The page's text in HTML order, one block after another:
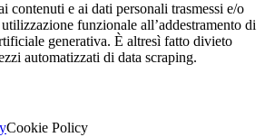
contenuti e ai dati personali trasmessi e/o
funzionale all’addestramento di
generativa. È altresì fatto divieto
automatizzati di data scraping.
Cookie Policy